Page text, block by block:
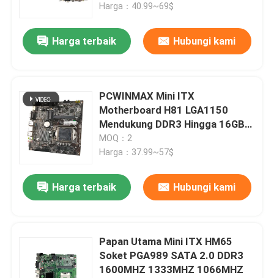
Harga：40.99~69$
Harga terbaik Hubungi kami
PCWINMAX Mini ITX
Motherboard H81 LGA1150
Mendukung DDR3 Hingga 16GB
Memori 1600Mhz Core i3 i5 i7
Generasi ke-4 Prosesor Xeon E3
MOQ：2
Harga：37.99~57$
Harga terbaik Hubungi kami
Papan Utama Mini ITX HM65
Soket PGA989 SATA 2.0 DDR3
1600MHZ 1333MHZ 1066MHZ